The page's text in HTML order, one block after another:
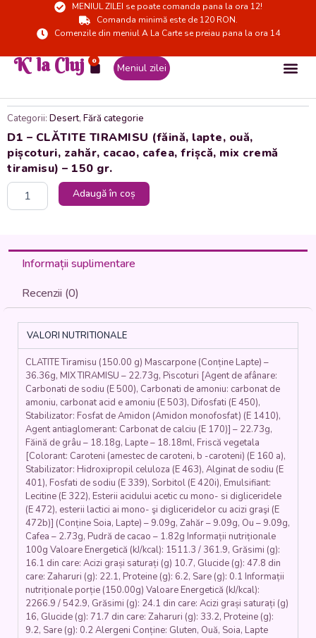
MENIUL ZILEI se poate comanda pana la ora 12!
Comanda minimă este de 120 RON.
Comenzile din meniul A La Carte se preiau pana la ora 14
K' la Cluj 0
Cart Meniul zilei
Categorii: Desert, Fără categorie
D1 – CLĂTITE TIRAMISU (făină, lapte, ouă,
pișcoturi, zahăr, cacao, cafea, frișcă, mix cremă
tiramisu) – 150 gr.
Cantitate
(făină,
ouă,
pișcoturi,
cacao,
frișcă,
cremă
tiramisu)
Adaugă în coș
Informații suplimentare
Recenzii (0)
VALORI NUTRITIONALE
CLATITE Tiramisu (150.00 g) Mascarpone (Conține Lapte) –
36.36g, MIX TIRAMISU – 22.73g, Piscoturi [Agent de afânare:
Carbonati de sodiu (E 500), Carbonati de amoniu: carbonat de
amoniu, carbonat acid e amoniu (E 503), Difosfati (E 450),
Stabilizator: Fosfat de Amidon (Amidon monofosfat) (E 1410),
Agent antiaglomerant: Carbonat de calciu (E 170)] – 22.73g,
Făină de grâu – 18.18g, Lapte – 18.18ml, Friscă vegetala
[Colorant: Caroteni (amestec de caroteni, b -caroteni) (E 160 a),
Stabilizator: Hidroxipropil celuloza (E 463), Alginat de sodiu (E
401), Fosfati de sodiu (E 339), Sorbitol (E 420i), Emulsifiant:
Lecitine (E 322), Esterii acidului acetic cu mono- si digliceridele
(E 472), esterii lactici ai mono- şi digliceridelor cu acizi graşi (E
472b)] (Conține Soia, Lapte) – 9.09g, Zahăr – 9.09g, Ou – 9.09g,
Cafea – 2.73g, Pudră de cacao – 1.82g Informații nutriționale
100g Valoare Energetică (kJ/kcal): 1511.3 / 361.9, Grăsimi (g):
16.1 din care: Acizi grași saturați (g) 10.7, Glucide (g): 47.8 din
care: Zaharuri (g): 22.1, Proteine (g): 6.2, Sare (g): 0.1 Informații
nutriționale porție (150.00g) Valoare Energetică (kJ/kcal):
2266.9 / 542.9, Grăsimi (g): 24.1 din care: Acizi grași saturați (g)
16, Glucide (g): 71.7 din care: Zaharuri (g): 33.2, Proteine (g):
9.2, Sare (g): 0.2 Alergeni Conține: Gluten, Ouă, Soia, Lapte